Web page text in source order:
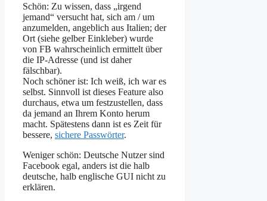
Schön: Zu wissen, dass „irgend
jemand“ versucht hat, sich am / um
anzumelden, angeblich aus Italien; der
Ort (siehe gelber Einkleber) wurde
von FB wahrscheinlich ermittelt über
die IP-Adresse (und ist daher
fälschbar).
Noch schöner ist: Ich weiß, ich war es
selbst. Sinnvoll ist dieses Feature also
durchaus, etwa um festzustellen, dass
da jemand an Ihrem Konto herum
macht. Spätestens dann ist es Zeit für
bessere, sichere Passwörter.
Weniger schön: Deutsche Nutzer sind
Facebook egal, anders ist die halb
deutsche, halb englische GUI nicht zu
erklären.